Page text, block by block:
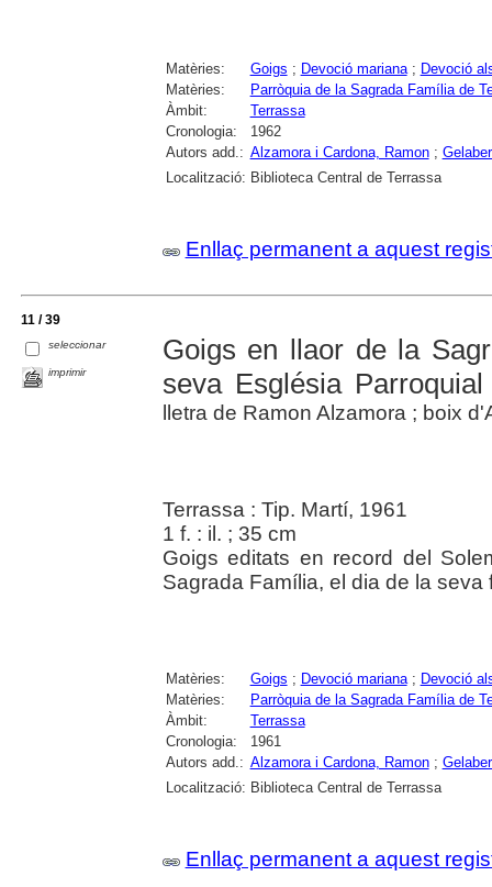
Matèries: Goigs ; Devoció mariana; Devoció
Matèries:
Parròquia de la Sagrada Família de
Àmbit:
Terrassa
Cronologia:
1962
Autors add.: Alzamora i Cardona, Ramon;
Localització: Biblioteca Central de Terrassa
Enllaç permanent a aquest
11 / 39
seleccionar
imprimir
Goigs en llaor de la
seva Església
lletra de Ramon Alzamora ; boix
Terrassa : Tip. Martí, 1961
1 f. : il. ; 35 cm
Goigs editats en record del
Sagrada Família, el dia de la
Matèries: Goigs ; Devoció mariana; Devoció
Matèries:
Parròquia de la Sagrada Família de
Àmbit:
Terrassa
Cronologia:
1961
Autors add.: Alzamora i Cardona, Ramon;
Localització: Biblioteca Central de Terrassa
Enllaç permanent a aquest